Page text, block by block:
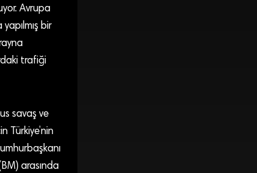
Avrupa
bir
trafiği
savaş ve
Türkiye’nin
arasında